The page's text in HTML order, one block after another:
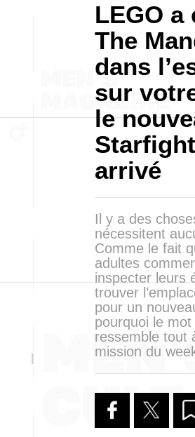
LEGO a
The
dans
sur
le
arrivé
Il y a des
nécessitent
Comme le fait
adultes
inspecter leurs
trouver
pour un
pourquoi le
ressemble tout
mission du